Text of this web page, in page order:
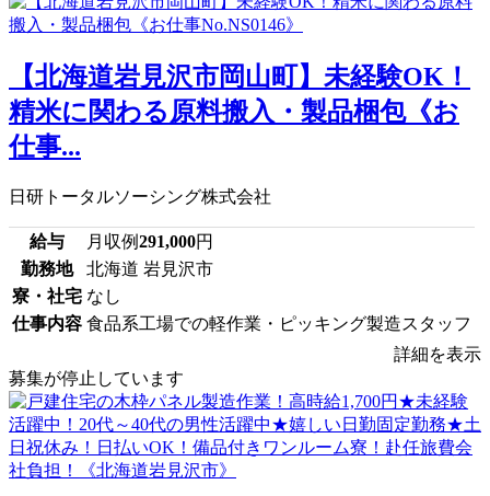
【北海道岩見沢市岡山町】未経験OK！
精米に関わる原料搬入・製品梱包《お
仕事...
日研トータルソーシング株式会社
給与 月収例291,000円
勤務地
北海道 岩見沢市
寮・社宅 なし
仕事内容 食品系工場での軽作業・ピッキング製造スタッフ
詳細を表示
募集が停止しています